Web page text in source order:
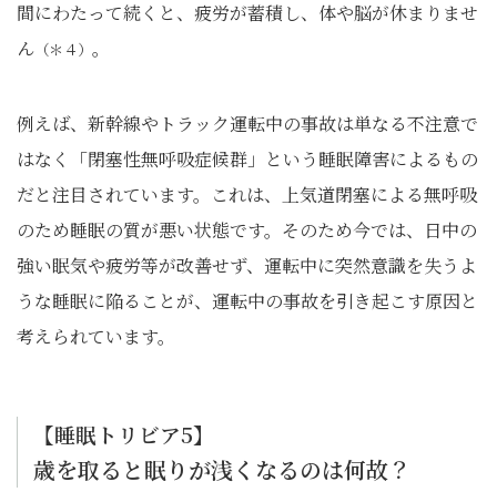
間にわたって続くと、疲労が蓄積し、体や脳が休まりませ
ん （＊４） 。
例えば、新幹線やトラック運転中の事故は単なる不注意で
はなく「閉塞性無呼吸症候群」という睡眠障害によるもの
だと注目されています。これは、上気道閉塞による無呼吸
のため睡眠の質が悪い状態です。そのため今では、日中の
強い眠気や疲労等が改善せず、運転中に突然意識を失うよ
うな睡眠に陥ることが、運転中の事故を引き起こす原因と
考えられています。
【睡眠トリビア5】
歳を取ると眠りが浅くなるのは何故？